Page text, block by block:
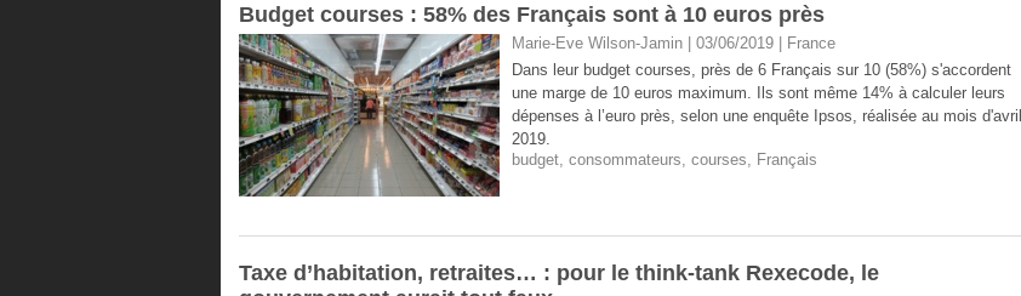
Budget courses : 58% des Français sont à 10 euros près
Marie-Eve Wilson-Jamin | 03/06/2019
France
Dans leur budget courses, près de 6 Français sur 10 (58%) s'accordent
une marge de 10 euros maximum. Ils sont même 14% à calculer leurs
dépenses à l’euro près, selon une enquête Ipsos, réalisée au mois d'avril
2019.
budget, consommateurs, courses, Français
Taxe d’habitation, retraites… : pour le think-tank Rexecode, le